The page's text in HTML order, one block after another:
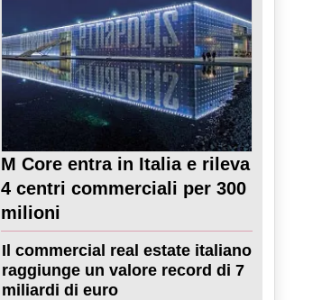
M Core entra in Italia e rileva
4 centri commerciali per 300
milioni
Il commercial real estate italiano
raggiunge un valore record di 7
miliardi di euro